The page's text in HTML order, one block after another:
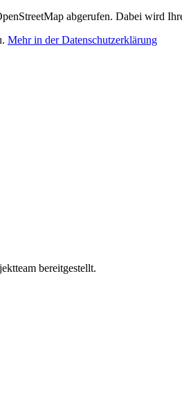
abgerufen. Dabei wird
Mehr in der Datenschutzerklärung
bereitgestellt.